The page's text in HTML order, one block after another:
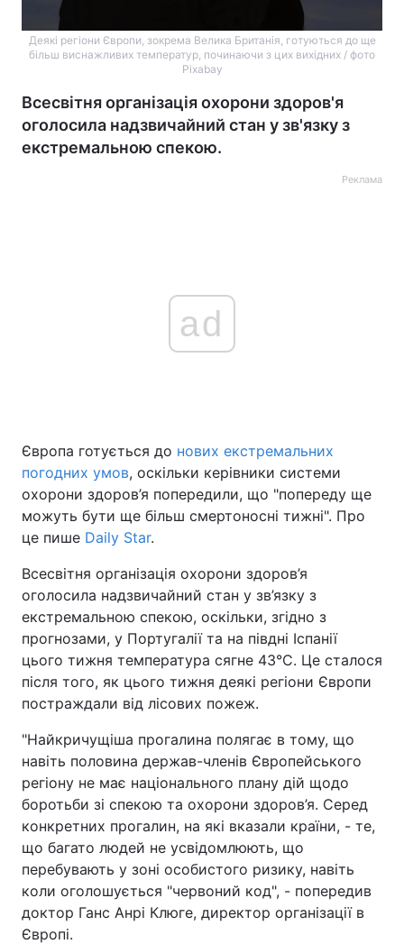
Економіка Світ
Спорт Наука
Техно і зв'язок
Зброя Інциденти
Здоров'я Туризм
Цікавинки Погода
Екологія Регіони
Лонгріди
Відео з Youtube Статті
Інтерв'ю Думки
Архів Вакансії
Контакти
Деякі регіони Європи, зокрема Велика Британія, готуються до ще
більш виснажливих температур, починаючи з цих вихідних / фото
Pixabay
Всесвітня організація охорони здоров'я
оголосила надзвичайний стан у зв'язку з
екстремальною спекою.
Реклама
ad
Європа готується до нових екстремальних
погодних умов, оскільки керівники системи
охорони здоров’я попередили, що "попереду ще
можуть бути ще більш смертоносні тижні". Про
це пише Daily Star.
Всесвітня організація охорони здоров’я
оголосила надзвичайний стан у зв’язку з
екстремальною спекою, оскільки, згідно з
прогнозами, у Португалії та на півдні Іспанії
цього тижня температура сягне 43°C. Це сталося
після того, як цього тижня деякі регіони Європи
постраждали від лісових пожеж.
"Найкричущіша прогалина полягає в тому, що
навіть половина держав-членів Європейського
регіону не має національного плану дій щодо
боротьби зі спекою та охорони здоров’я. Серед
конкретних прогалин, на які вказали країни, - те,
що багато людей не усвідомлюють, що
перебувають у зоні особистого ризику, навіть
коли оголошується "червоний код", - попередив
доктор Ганс Анрі Клюге, директор організації в
Європі.